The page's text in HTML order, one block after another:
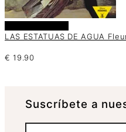
LAS ESTATUAS DE AGUA
€ 19.90
Suscrí­bete a